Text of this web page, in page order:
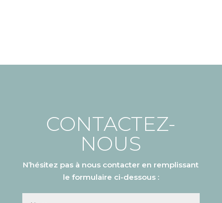
CONTACTEZ-
NOUS
N’hésitez pas à nous contacter en remplissant
le formulaire ci-dessous :